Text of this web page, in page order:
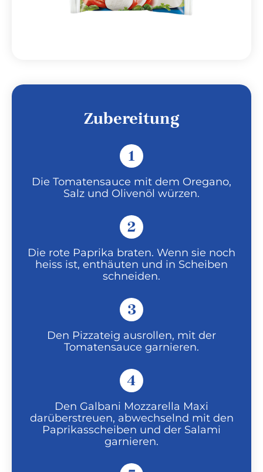
Zubereitung
1
Die Tomatensauce mit dem Oregano,
Salz und Olivenöl würzen.
2
Die rote Paprika braten. Wenn sie noch
heiss ist, enthäuten und in Scheiben
schneiden.
3
Den Pizzateig ausrollen, mit der
Tomatensauce garnieren.
4
Den Galbani Mozzarella Maxi
darüberstreuen, abwechselnd mit den
Paprikasscheiben und der Salami
garnieren.